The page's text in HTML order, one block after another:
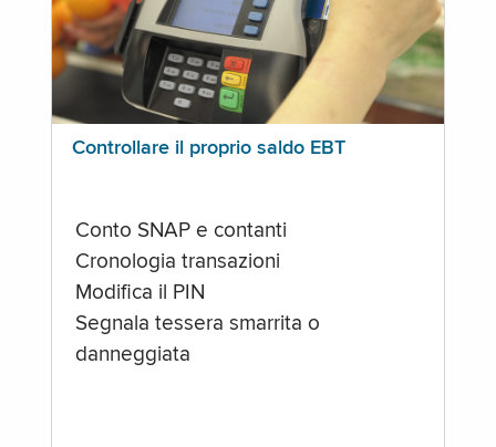
Controllare il proprio saldo EBT
Conto SNAP e contanti
Cronologia transazioni
Modifica il PIN
Segnala tessera smarrita o
danneggiata